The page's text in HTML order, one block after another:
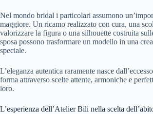
Nel mondo bridal i particolari assumono
maggiore. Un ricamo realizzato con cura, una
valorizzare la figura o una silhouette costruita
sposa possono trasformare un modello in una
speciale.
L’eleganza autentica raramente nasce
forma attraverso scelte attente, armoniche e
loro.
L’esperienza dell’Atelier Bili nella scelta